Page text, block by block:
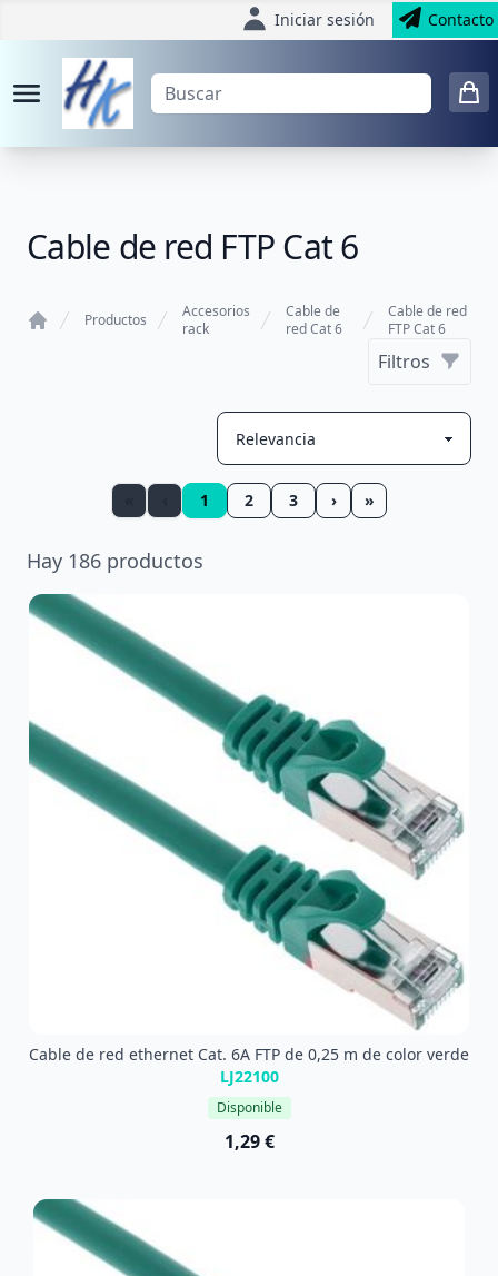
Iniciar sesión Contacto
Cable de red FTP Cat 6
Productos
Accesorios
rack
Cable de
red Cat 6
Cable de red
FTP Cat 6
Filtros
1 2 3 › »
Hay 186 productos
Cable de red ethernet Cat. 6A FTP de 0,25 m de color verde
LJ22100
Disponible
1,29 €